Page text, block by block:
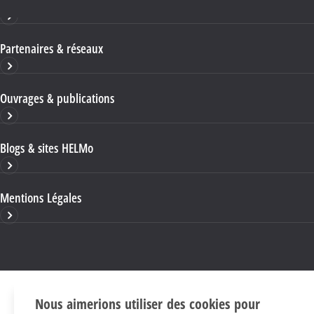
Partenaires & réseaux
Ouvrages & publications
Blogs & sites HELMo
Mentions Légales
Nous aimerions utiliser des cookies pour